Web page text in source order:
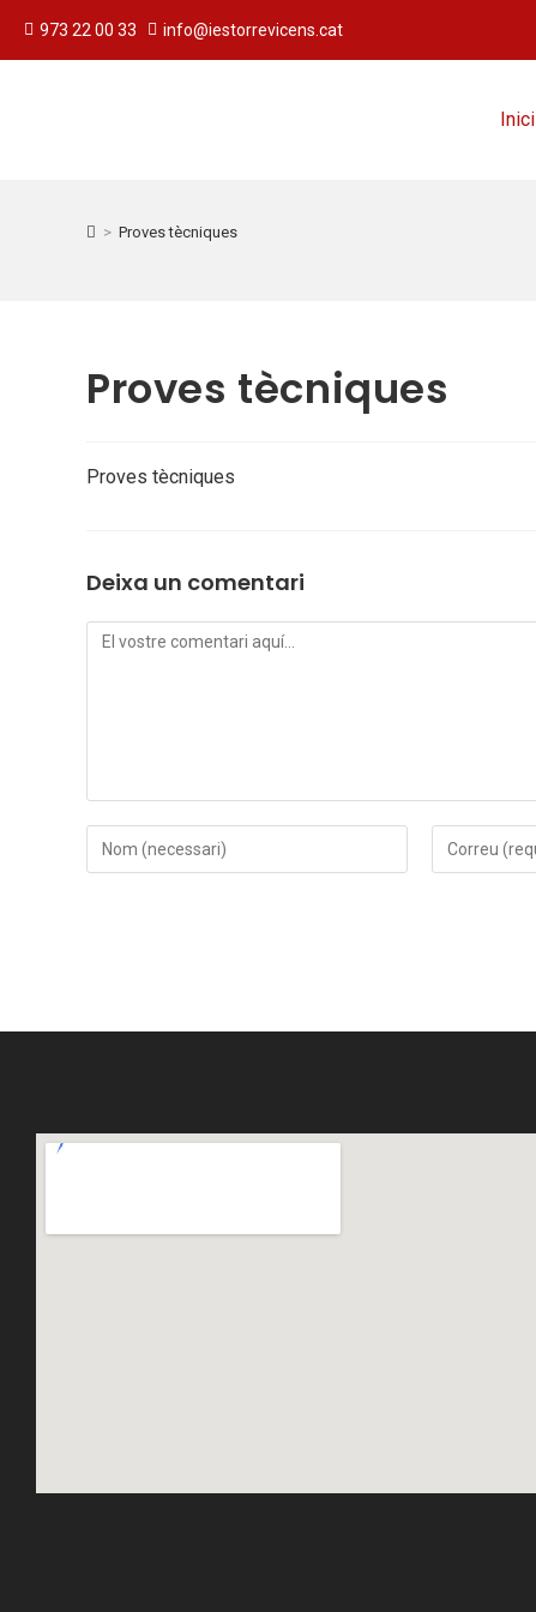
973 22 00 33 info@iestorrevicens.cat
Inici
> Proves tècniques
Proves tècniques
Proves tècniques
Deixa un comentari